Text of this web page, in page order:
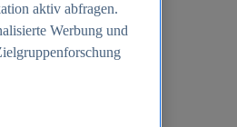
aktiv abfragen.
Werbung und